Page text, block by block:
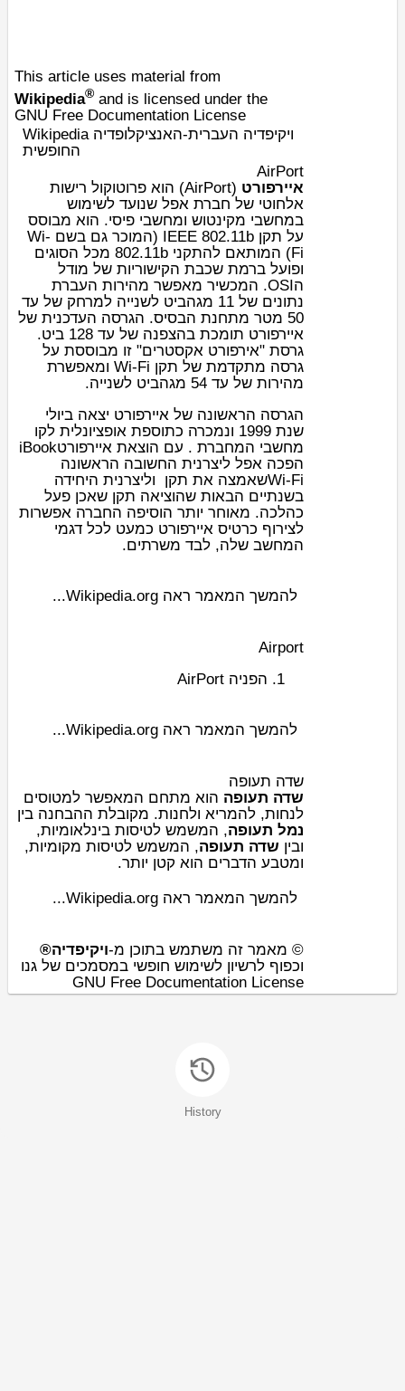
This article uses material from
Wikipedia® and is licensed under the
GNU Free Documentation License
Wikipedia ויקיפדיה העברית-האנציקלופדיה
החופשית
AirPort
איירפורט (AirPort) הוא פרוטוקול
רישות
אלחוטי של חברת אפל שנועד לשימוש
במחשבי מקינטוש ומחשבי פיסי. הוא מבוסס
על תקן IEEE 802.11b (המוכר גם בשם
Wi-
Fi
) המותאם להתקני 802.11b מכל הסוגים
ופועל ברמת שכבת הקישוריות של מודל
הOSI
. המכשיר מאפשר מהירות העברת
נתונים של 11 מגהביט לשנייה למרחק של עד
50 מטר מתחנת הבסיס. הגרסה העדכנית של
איירפורט תומכת בהצפנה של עד 128
ביט.
גרסת "אירפורט אקסטרים" זו מבוססת על
גרסה מתקדמת של תקן Wi-Fi ומאפשרת
מהירות של עד 54 מגהביט לשנייה.
הגרסה הראשונה של איירפורט יצאה ביולי
שנת 1999 ונמכרה כתוספת אופציונלית לקו
מחשבי המחברת
iBook. עם הוצאת איירפורט
הפכה אפל ליצרנית החשובה הראשונה
שאמצה את תקןWi-Fi
וליצרנית היחידה
בשנתיים הבאות שהוציאה תקן שאכן פעל
כהלכה. מאוחר יותר הוסיפה החברה אפשרות
לצירוף כרטיס איירפורט כמעט לכל דגמי
המחשב שלה, לבד משרתים.
להמשך המאמר ראה Wikipedia.org...
Airport
הפניה AirPort
להמשך המאמר ראה Wikipedia.org...
שדה תעופה
שדה תעופה הוא מתחם המאפשר למטוסים
לנחות, להמריא ולחנות. מקובלת ההבחנה בין
נמל תעופה, המשמש לטיסות בינלאומיות,
ובין שדה תעופה, המשמש לטיסות מקומיות,
ומטבע הדברים הוא קטן יותר.
להמשך המאמר ראה Wikipedia.org...
© מאמר זה משתמש בתוכן מ-ויקיפדיה®
וכפוף לרשיון לשימוש חופשי במסמכים של גנו
GNU Free Documentation License
History